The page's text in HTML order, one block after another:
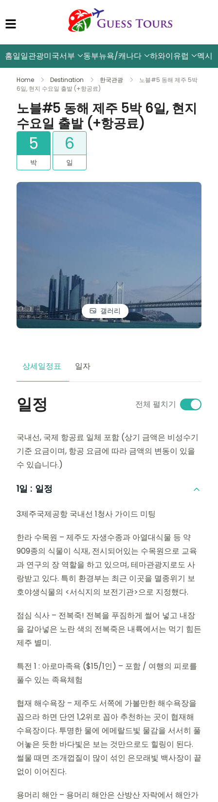
홈일일관광미국서부 동부뉴욕/캐나다 하와이유럽 멕시
Home Destination 한국관광
노블#5 동해 제주 5박
6일, 현지 수요일 출발 (+항공료)
노블#5 동해 제주 5박 6일, 현지
수요일 출발 (+항공료)
5
박
6
일
갤러리
상세일정표 일자
일정 전체 펼치기
국내선, 국제 항공료 일체 포함 (상기 금액은 비성수기
기준 요금이며, 항공 요금에 따라 금액의 변동이 있을
수 있습니다.)
1일 : 일정
3제주국제공항 국내선 1청사 가이드 미팅
한라 수목원 – 제주도 자생수종과 아열대식물 등 약
909종의 식물이 식재, 전시되어있는 수목원으로 교육
과 연구의 장 역할을 하고 있으며, 테마관광지로도 사
랑받고 있다. 특히 환경부는 최근 이곳을 멸종위기 보
호야생식물의 <서식지의 보전기관>으로 지정했다.
점심 식사 – 전복죽! 전복을 푸짐하게 썰어 넣고 내장
을 갈아넣은 노란 색의 전복죽은 내륙에서는 먹기 힘든
제주 별미.
특전 1 : 아로마족욕 ($15/1인) – 포함 / 여행의 피로를
풀수 있는 족욕체험
협재 해수욕장 – 제주도 서쪽에 가볼만한 해수욕장을
꼽으라 하면 단연 1,2위로 꼽아 추천하는 곳이 협재해
수욕장이다. 투명한 물에 에메랄드빛 물감을 서서히 풀
어놓은 듯한 바다빛은 보는 것만으로도 힐링이 된다.
썰물 때면 조개껍질이 많이 섞인 은모래빛 백사장이 끝
없이 이어진다.
용머리 해안 – 용머리 해안은 산방산 자락에서 해안가